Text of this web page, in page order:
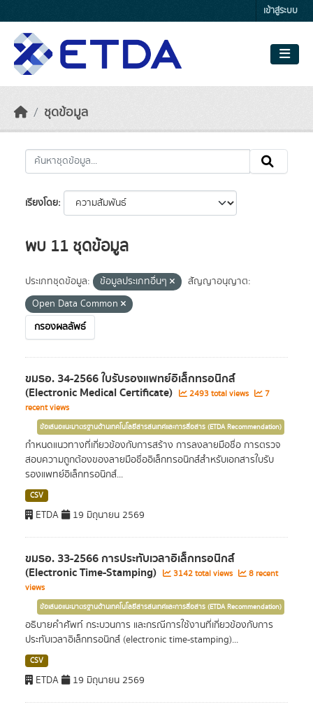
เข้าสู่ระบบ
ชุดข้อมูล
เรียงโดย
พบ 11 ชุดข้อมูล
ประเภทชุดข้อมูล: ข้อมูลประเภทอื่นๆ
สัญญาอนุญาต:
Open Data Common
กรองผลลัพธ์
ขมธอ. 34-2566 ใบรับรองแพทย์อิเล็กทรอนิกส์
(Electronic Medical Certificate) 2493 total views
7
recent views
ข้อเสนอแนะมาตรฐานด้านเทคโนโลยีสารสนเทศและการสื่อสาร (ETDA Recommendation)
กำหนดแนวทางที่เกี่ยวข้องกับการสร้าง การลงลายมือชื่อ การตรวจ
สอบความถูกต้องของลายมือชื่ออิเล็กทรอนิกส์สำหรับเอกสารใบรับ
รองแพทย์อิเล็กทรอนิกส์...
CSV
ETDA 19 มิถุนายน 2569
ขมธอ. 33-2566 การประทับเวลาอิเล็กทรอนิกส์
(Electronic Time-Stamping) 3142 total views
8 recent
views
ข้อเสนอแนะมาตรฐานด้านเทคโนโลยีสารสนเทศและการสื่อสาร (ETDA Recommendation)
อธิบายคำศัพท์ กระบวนการ และกรณีการใช้งานที่เกี่ยวข้องกับการ
ประทับเวลาอิเล็กทรอนิกส์ (electronic time-stamping)...
CSV
ETDA 19 มิถุนายน 2569